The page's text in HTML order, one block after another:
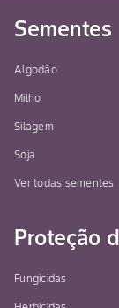
Sementes
Algodão
Milho
Silagem
Soja
Ver todas sementes
Proteção
Fungicidas